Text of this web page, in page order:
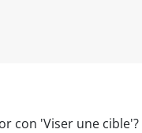
con 'Viser une cible'?